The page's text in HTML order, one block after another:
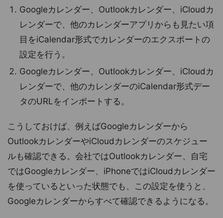
Googleカレンダー、Outlookカレンダー、iCloudカ
レンダーで、他のカレンダーアプリからも見たい項
目をiCalendar形式でカレンダーのエクスポートの
設定を行う。
Googleカレンダー、Outlookカレンダー、iCloudカ
レンダーで、他のカレンダーのiCalendar形式デー
タのURLをインポートする。
こうしておけば、例えばGoogleカレンダーから
OutlookカレンダーやiCloudカレンダーのスケジュー
ルも確認できる。会社ではOutlookカレンダー、自宅
ではGoogleカレンダー、iPhoneではiCloudカレンダー
を使っているといった状態でも、この設定を使うと、
Googleカレンダーからすべて確認できるようになる。